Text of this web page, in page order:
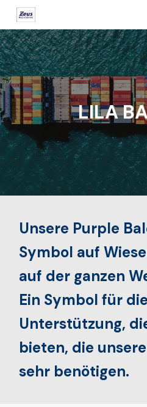
Skip
to
main
content
LILA
Unsere Purple
Symbol auf
auf der ganzen
Ein Symbol für die
Unterstützung,
bieten, die
sehr benötigen.